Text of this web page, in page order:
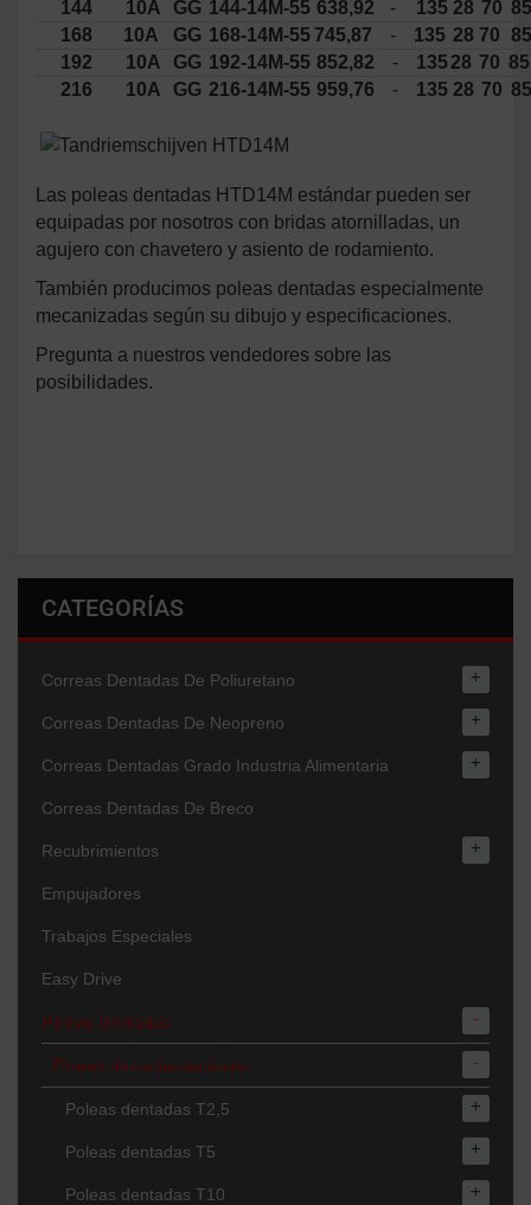
144
10A GG 144-14M-55 638,92 - 135 28 70 85
168
10A GG 168-14M-55 745,87 - 135 28 70 85
192
10A GG 192-14M-55 852,82 - 13528 70 85
216
10A GG 216-14M-55 959,76 - 135 28 70 85
Las poleas dentadas HTD14M estándar pueden ser
equipadas por nosotros con bridas atornilladas, un
agujero con chavetero y asiento de rodamiento.
También producimos poleas dentadas especialmente
mecanizadas según su dibujo y especificaciones.
Pregunta a nuestros vendedores sobre las
posibilidades.
CATEGORÍAS
Correas Dentadas De Poliuretano +
Correas Dentadas De Neopreno +
Correas Dentadas Grado Industria Alimentaria +
Correas Dentadas De Breco
Recubrimientos +
Empujadores
Trabajos Especiales
Easy Drive
Poleas Dentadas -
Poleas dentadas estándar -
Poleas dentadas T2,5 +
Poleas dentadas T5 +
Poleas dentadas T10 +